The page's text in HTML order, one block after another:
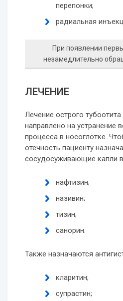
перепонки;
радиальная
При появлении
незамедлительно
ЛЕЧЕНИЕ
Лечение острого
направлено на устранение
процесса в носоглотке.
отечность пациенту
сосудосуживающие капли
нафтизин;
називин;
тизин;
санорин.
Также назначаются
кларитин;
супрастин;